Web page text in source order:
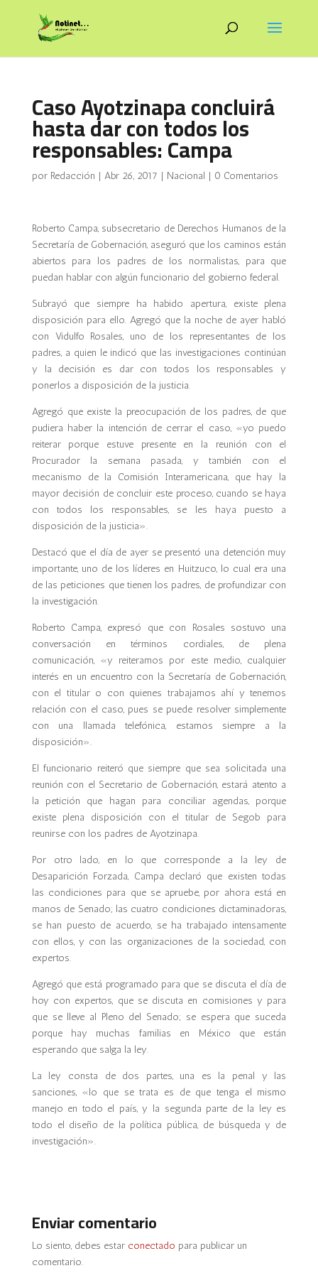
Caso Ayotzinapa concluirá
hasta dar con todos los
responsables: Campa
por Redacción | Abr 26, 2017 | Nacional | 0 Comentarios
Roberto Campa, subsecretario de Derechos Humanos de la
Secretaría de Gobernación, aseguró que los caminos están
abiertos para los padres de los normalistas, para que
puedan hablar con algún funcionario del gobierno federal.
Subrayó que siempre ha habido apertura, existe plena
disposición para ello. Agregó que la noche de ayer habló
con Vidulfo Rosales, uno de los representantes de los
padres, a quien le indicó que las investigaciones continúan
y la decisión es dar con todos los responsables y
ponerlos a disposición de la justicia.
Agregó que existe la preocupación de los padres, de que
pudiera haber la intención de cerrar el caso, «yo puedo
reiterar porque estuve presente en la reunión con el
Procurador la semana pasada, y también con el
mecanismo de la Comisión Interamericana, que hay la
mayor decisión de concluir este proceso, cuando se haya
con todos los responsables, se les haya puesto a
disposición de la justicia».
Destacó que el día de ayer se presentó una detención muy
importante, uno de los líderes en Huitzuco, lo cual era una
de las peticiones que tienen los padres, de profundizar con
la investigación.
Roberto Campa, expresó que con Rosales sostuvo una
conversación en términos cordiales, de plena
comunicación, «y reiteramos por este medio, cualquier
interés en un encuentro con la Secretaría de Gobernación,
con el titular o con quienes trabajamos ahí y tenemos
relación con el caso, pues se puede resolver simplemente
con una llamada telefónica, estamos siempre a la
disposición».
El funcionario reiteró que siempre que sea solicitada una
reunión con el Secretario de Gobernación, estará atento a
la petición que hagan para conciliar agendas, porque
existe plena disposición con el titular de Segob para
reunirse con los padres de Ayotzinapa.
Por otro lado, en lo que corresponde a la ley de
Desaparición Forzada, Campa declaró que existen todas
las condiciones para que se apruebe, por ahora está en
manos de Senado; las cuatro condiciones dictaminadoras,
se han puesto de acuerdo, se ha trabajado intensamente
con ellos, y con las organizaciones de la sociedad, con
expertos.
Agregó que está programado para que se discuta el día de
hoy con expertos, que se discuta en comisiones y para
que se lleve al Pleno del Senado; se espera que suceda
porque hay muchas familias en México que están
esperando que salga la ley.
La ley consta de dos partes, una es la penal y las
sanciones, «lo que se trata es de que tenga el mismo
manejo en todo el país, y la segunda parte de la ley es
todo el diseño de la política pública, de búsqueda y de
investigación».
Enviar comentario
Lo siento, debes estar conectado para publicar un
comentario.